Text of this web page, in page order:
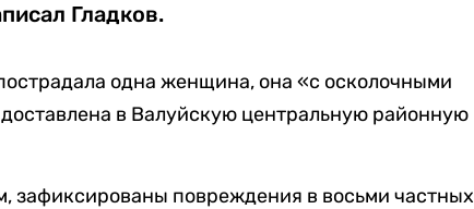
Гладков.
одна женщина, она «с осколочными
в Валуйскую центральную районную
зафиксированы повреждения в восьми частных